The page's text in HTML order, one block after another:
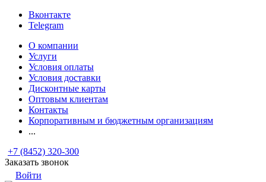
Вконтакте
Telegram
О компании
Услуги
Условия оплаты
Условия доставки
Дисконтные карты
Оптовым клиентам
Контакты
Корпоративным и бюджетным организациям
...
+7 (8452) 320-300
Заказать звонок
Войти